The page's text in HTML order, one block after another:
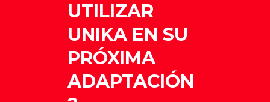
UTILIZAR
UNIKA EN SU
PRÓXIMA
ADAPTACIÓN